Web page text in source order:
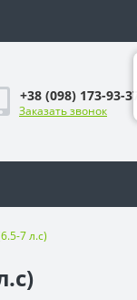
+38 (098) 173-93-37
Заказать звонок
7 л.с)